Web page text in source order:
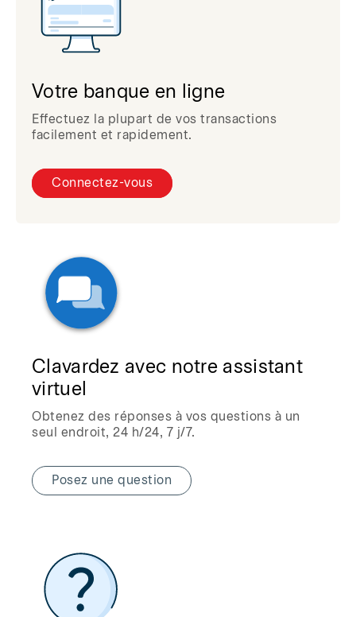
Votre banque en ligne
Effectuez la plupart de vos transactions
facilement et rapidement.
Connectez-vous
Clavardez avec notre assistant
virtuel
Obtenez des réponses à vos questions à un
seul endroit, 24 h/24, 7 j/7.
Posez une question